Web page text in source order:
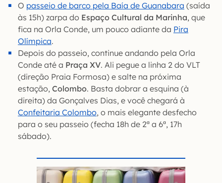
O passeio de barco pela Baía de Guanabara (saída
às 15h) zarpa do Espaço Cultural da Marinha, que
fica na Orla Conde, um pouco adiante da Pira
Olímpica.
Depois do passeio, continue andando pela Orla
Conde até a Praça XV. Ali pegue a linha 2 do VLT
(direção Praia Formosa) e salte na próxima
estação, Colombo. Basta dobrar a esquina (à
direita) da Gonçalves Dias, e você chegará à
Confeitaria Colombo, o mais elegante desfecho
para o seu passeio (fecha 18h de 2ª a 6ª, 17h
sábado).